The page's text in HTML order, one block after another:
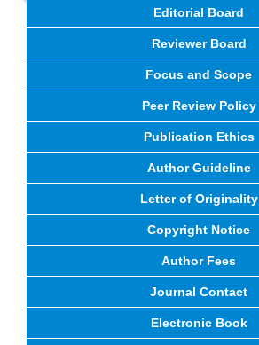
Editorial Board
Reviewer Board
Focus and Scope
Peer Review Policy
Publication Ethics
Author Guideline
Letter of Originality
Copyright Notice
Author Fees
Journal Contact
Electronic Book